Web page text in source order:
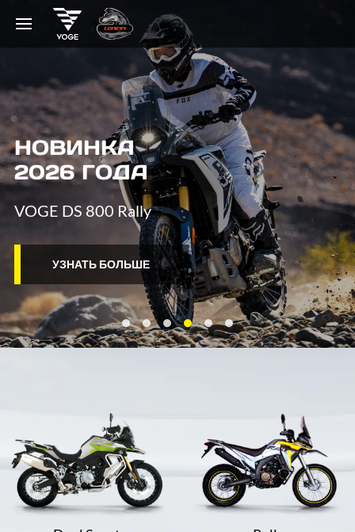
ПРИКЛЮЧЕНИЯ
БЕЗ ГРАНИЦ
VOGE DS 900 X
УЗНАТЬ БОЛЬШЕ